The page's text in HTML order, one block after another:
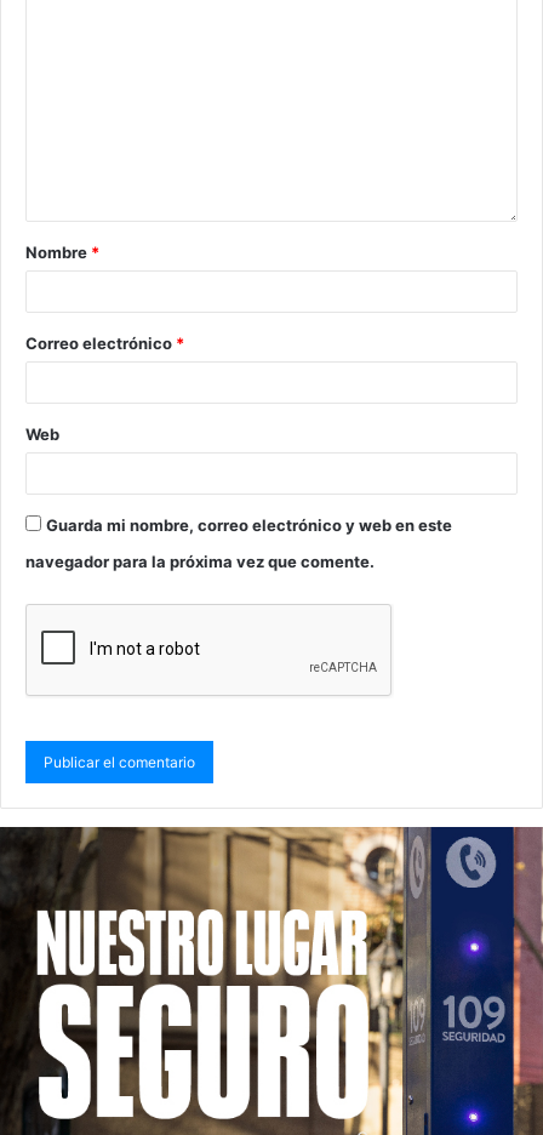
Nombre *
Correo electrónico *
Web
Guarda mi nombre, correo electrónico y web en este
navegador para la próxima vez que comente.